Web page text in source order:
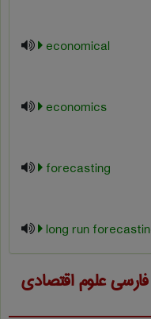
economical
economics
forecasting
long run
علوم اقتصادی